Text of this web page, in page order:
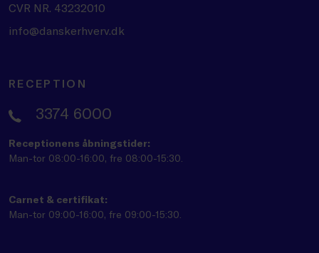
CVR NR. 43232010
info@danskerhverv.dk
RECEPTION
3374 6000
Receptionens åbningstider:
Man-tor 08:00-16:00, fre 08:00-15:30.
Carnet & certifikat:
Man-tor 09:00-16:00, fre 09:00-15:30.